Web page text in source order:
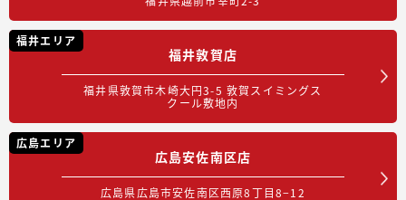
福井エリア
福井敦賀店
福井県敦賀市木崎大円3-5 敦賀スイミングス
クール敷地内
広島エリア
広島安佐南区店
広島県広島市安佐南区西原8丁目8−12